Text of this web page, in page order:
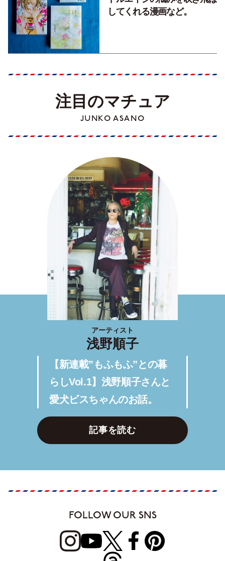
してくれる漫画など。
注目のマチュア
JUNKO ASANO
アーティスト
浅野順子
【新連載”もふもふ”との暮
らしVol.1】浅野順子さんと
愛犬ビスちゃんのお話。
記事を読む
FOLLOW OUR SNS